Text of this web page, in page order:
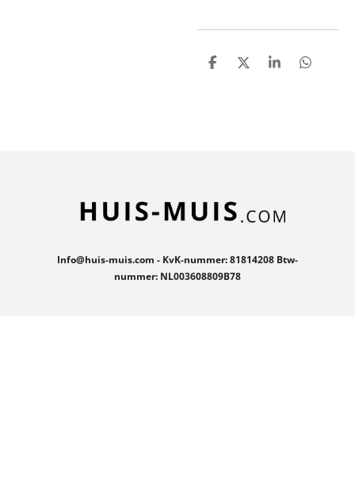
D
D
S
D
Info@huis-muis.com - KvK-nummer: 81814208 Btw-
nummer: NL003608809B78